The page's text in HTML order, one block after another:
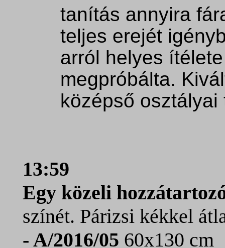
tanítás annyira
teljes erejét
arról helyes
megpróbálta.
középső
13:59
Egy közeli
színét. Párizsi kékkel
- A/2016/05 60x130 cm